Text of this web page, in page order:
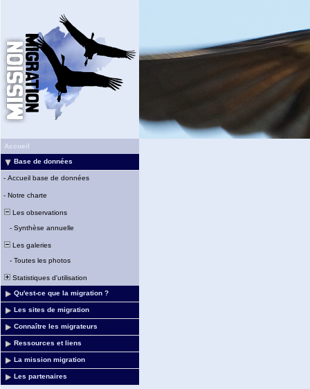
Accueil
Base de données
- Accueil base de données
- Notre charte
Les observations
- Synthèse annuelle
Les galeries
- Toutes les photos
Statistiques d'utilisation
Qu'est-ce que la migration ?
Les sites de migration
Connaître les migrateurs
Ressources et liens
La mission migration
Les partenaires